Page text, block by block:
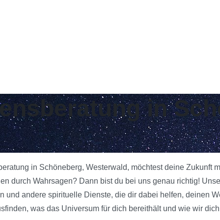
in
in Schöneberg, Westerwald, möchtest deine Zukunft
durch Wahrsagen? Dann bist du bei uns genau richtig!
und andere spirituelle Dienste, die dir dabei helfen, deinen
was das Universum für dich bereithält und wie wir